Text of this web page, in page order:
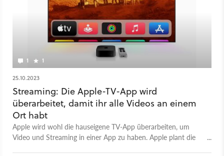
1 1
25.10.2023
Streaming: Die Apple-TV-App wird
überarbeitet, damit ihr alle Videos an einem
Ort habt
Apple wird wohl die hauseigene TV-App überarbeiten, um
Video und Streaming in einer App zu haben. Apple plant die